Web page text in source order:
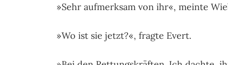
»Sehr aufmerksam von ihr«, meinte
»Wo ist sie jetzt?«, fragte Evert.